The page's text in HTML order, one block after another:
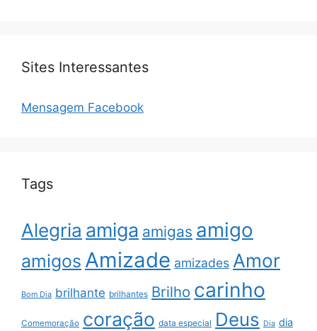
Sites Interessantes
Mensagem Facebook
Tags
Alegria amiga amigas amigo
amigos Amizade amizades Amor
Bom Dia brilhante brilhantes Brilho carinho
Comemoração coração data especial Deus Dia dia